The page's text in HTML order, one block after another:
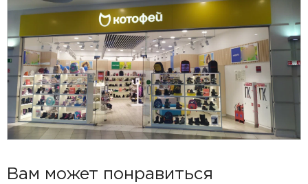
Вам может понравиться